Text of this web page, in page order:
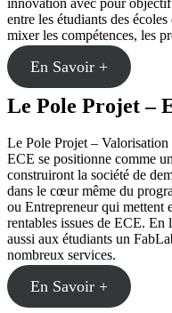
entre les étudiants des
mixer les compétences, les
En Savoir +
Le Pole Projet –
Le Pole Projet – Valorisation
ECE se positionne comme
construiront la société de
dans le cœur même du
ou Entrepreneur qui mettent
rentables issues de ECE. En
aussi aux étudiants un
nombreux services.
En Savoir +